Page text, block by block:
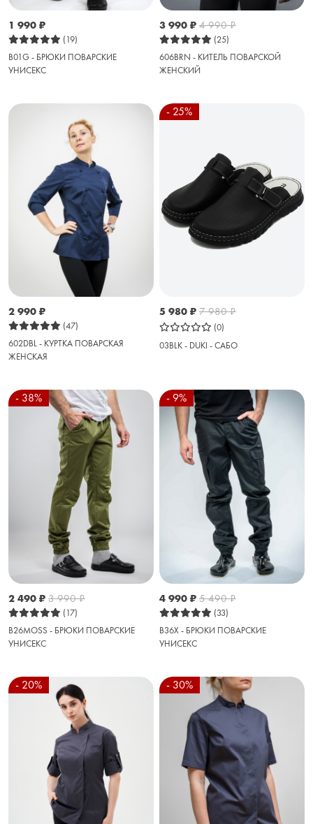
1 990 ₽
(19)
B01G - БРЮКИ ПОВАРСКИЕ
УНИСЕКС
3 990 ₽ 4 990₽
(25)
606BRN - КИТЕЛЬ ПОВАРСКОЙ
ЖЕНСКИЙ
2 990 ₽
(47)
602DBL - КУРТКА ПОВАРСКАЯ
ЖЕНСКАЯ
- 25%
5 980 ₽ 7 980₽
(0)
03BLK - DUKI - САБО
- 38%
2 490 ₽ 3 990₽
(17)
B26MOSS - БРЮКИ ПОВАРСКИЕ
УНИСЕКС
- 9%
4 990 ₽ 5 490₽
(33)
B36X - БРЮКИ ПОВАРСКИЕ
УНИСЕКС
- 20% - 30%